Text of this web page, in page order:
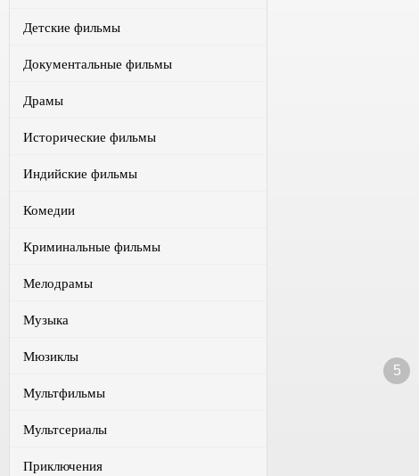
Детские фильмы
Документальные фильмы
Драмы
Исторические фильмы
Индийские фильмы
Комедии
Криминальные фильмы
Мелодрамы
Музыка
Мюзиклы
Мультфильмы
Мультсериалы
Приключения
5